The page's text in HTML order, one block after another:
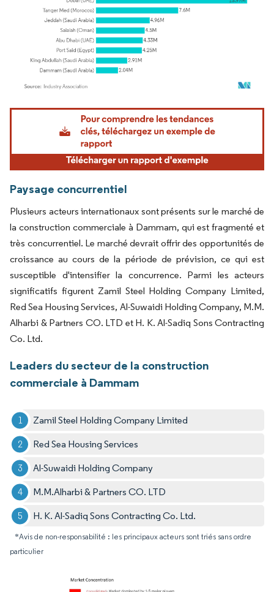
Image © Mordor Intelligence. La réutilisation nécessite une attribution sous CC BY
Paysage concurrentiel
Plusieurs acteurs internationaux sont présents sur le marché de
la construction commerciale à Dammam, qui est fragmenté et
très concurrentiel. Le marché devrait offrir des opportunités de
croissance au cours de la période de prévision, ce qui est
susceptible d'intensifier la concurrence. Parmi les acteurs
significatifs figurent Zamil Steel Holding Company Limited,
Red Sea Housing Services, Al-Suwaidi Holding Company, M.M.
Alharbi & Partners CO. LTD et H. K. Al-Sadiq Sons Contracting
Co. Ltd.
Leaders du secteur de la construction
commerciale à Dammam
Zamil Steel Holding Company Limited
Red Sea Housing Services
Al-Suwaidi Holding Company
M.M.Alharbi & Partners CO. LTD
H. K. Al-Sadiq Sons Contracting Co. Ltd.
*Avis de non-responsabilité : les principaux acteurs sont triés sans ordre
particulier